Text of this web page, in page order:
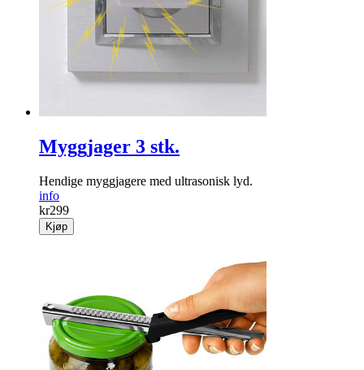
Myggjager 3 stk.
Hendige mygg­jagere med ultrasonisk lyd.
info
kr299
Kjøp